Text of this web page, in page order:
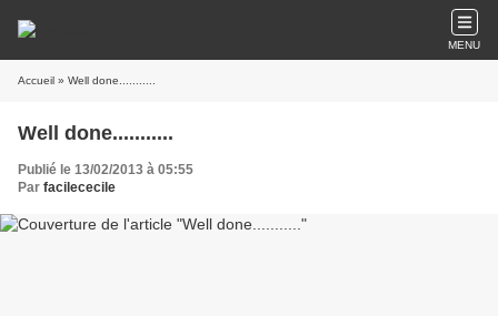
MENU
Accueil » Well done...........
Well done...........
Publié le 13/02/2013 à 05:55
Par facilececile